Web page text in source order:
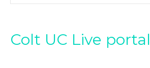
Colt UC Live portal